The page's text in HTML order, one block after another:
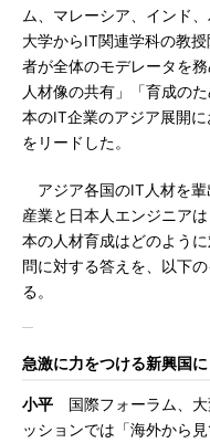
ム、マレーシア、インド
大学からIT関連学科の教
者が全体のモデレータを
人材像の共有」「育成の
本のIT企業のアジア展開
をリードした。
アジア各国のIT人材を輩
産業と日本人エンジニア
本の人材育成はどのよう
問に対する答えを、以下
る。
急激に力をつける新興国
小平 国際フォーラム、大
ッションでは「海外から